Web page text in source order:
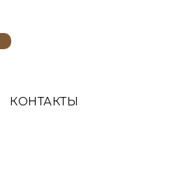
КОНТАКТЫ